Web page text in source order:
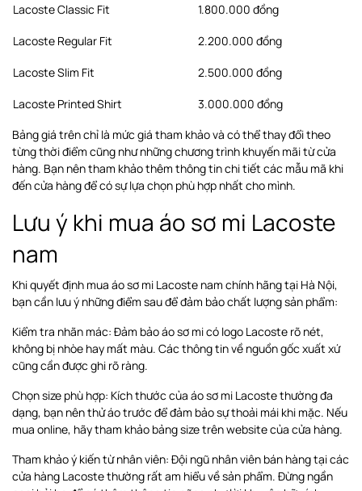
Lacoste Classic Fit 1.800.000 đồng
Lacoste Regular Fit 2.200.000 đồng
Lacoste Slim Fit 2.500.000 đồng
Lacoste Printed Shirt
3.000.000 đồng
Bảng giá trên chỉ là mức giá tham khảo và có thể thay đổi theo
từng thời điểm cũng như những chương trình khuyến mãi từ cửa
hàng. Bạn nên tham khảo thêm thông tin chi tiết các mẫu mã khi
đến cửa hàng để có sự lựa chọn phù hợp nhất cho mình.
Lưu ý khi mua áo sơ mi Lacoste
nam
Khi quyết định mua áo sơ mi Lacoste nam chính hãng tại Hà Nội,
bạn cần lưu ý những điểm sau để đảm bảo chất lượng sản phẩm:
Kiểm tra nhãn mác: Đảm bảo áo sơ mi có logo Lacoste rõ nét,
không bị nhòe hay mất màu. Các thông tin về nguồn gốc xuất xứ
cũng cần được ghi rõ ràng.
Chọn size phù hợp: Kích thước của áo sơ mi Lacoste thường đa
dạng, bạn nên thử áo trước để đảm bảo sự thoải mái khi mặc. Nếu
mua online, hãy tham khảo bảng size trên website của cửa hàng.
Tham khảo ý kiến từ nhân viên: Đội ngũ nhân viên bán hàng tại các
cửa hàng Lacoste thường rất am hiểu về sản phẩm. Đừng ngần